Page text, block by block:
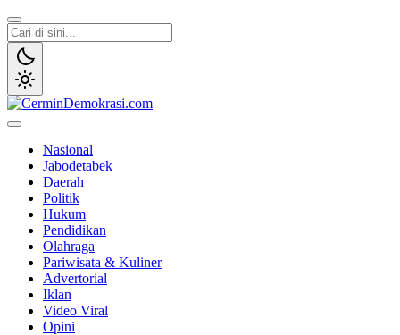
Lewati
ke
konten
Nasional
Jabodetabek
Daerah
Politik
Hukum
Pendidikan
Olahraga
Pariwisata & Kuliner
Advertorial
Iklan
Video Viral
Opini